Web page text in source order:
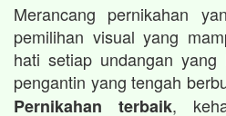
Merancang pernikahan
pemilihan visual yang
hati setiap undangan
pengantin yang tengah
Pernikahan terbaik,